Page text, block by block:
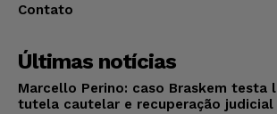
Contato
Últimas notícias
Marcello Perino: caso Braskem testa
tutela cautelar e recuperação judicial